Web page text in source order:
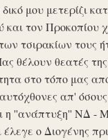
μου μετερίζι
τον Προκοπίου
τσιρακίων τους
θέλουν θεατές
στο τόπο μας από
απ'
η ''ανάπτυξη'' ΝΔ
ο Διογένης